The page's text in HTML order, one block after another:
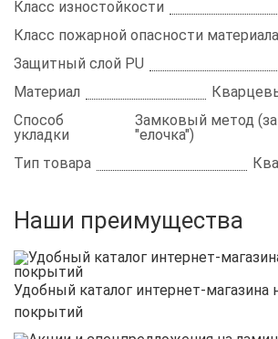
Класс изностойкости
Класс пожарной опасности материала
Защитный слой PU
Материал
Способ
укладки
Замковый метод
"елочка")
Тип товара
Наши преимущества
Удобный каталог интернет-магазина
покрытий